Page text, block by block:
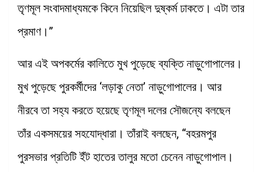
তৃণমূল সংবাদমাধ্যমকে কিনে নিয়েছিল দুষ্কর্ম ঢাকতে। এটা তার
প্রমাণ।”
আর এই অপকর্মের কালিতে মুখ পুড়েছে ব্যক্তি নাড়ুগোপালের।
মুখ পুড়েছে পুরকর্মীদের ‘লড়াকু নেতা’ নাড়ুগোপালের। আর
নীরবে তা সহ্য করতে হয়েছে তৃণমূল দলের সৌজন্যে বলছেন
তাঁর একসময়ের সহযোদ্ধারা। তাঁরাই বলছেন, “বহরমপুর
পুরসভার প্রতিটি ইঁট হাতের তালুর মতো চেনেন নাড়ুগোপাল।